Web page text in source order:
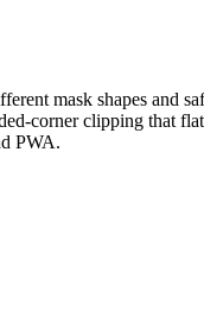
mask shapes and
corner clipping that
PWA.